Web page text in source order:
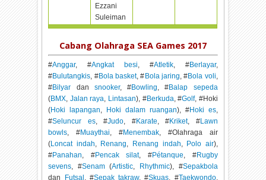
Ezzani
Suleiman
Cabang Olahraga SEA Games 2017
#Anggar, #Angkat besi , #Atletik, #Berlayar,
#Bulutangkis , #Bola basket, #Bola jaring , #Bola voli
#Bilyar dan snooker, #Bowling , #Balap sepeda
(BMX Jalan raya Lintasan), #Berkuda , #Golf, #Hoki
(Hoki lapangan Hoki dalam ruangan), #Hoki es,
#Seluncur es, #Judo , #Karate , #Kriket, #Lawn
bowls , #Muaythai , #Menembak, #Olahraga air
(Loncat indah Renang Renang indah Polo air),
#Panahan , #Pencak silat, #Pétanque , #Rugby
sevens , #Senam(Artistic Rhythmic), #Sepakbola
dan
Futsal , #Sepak takraw, #Skuas , #Taekwondo,